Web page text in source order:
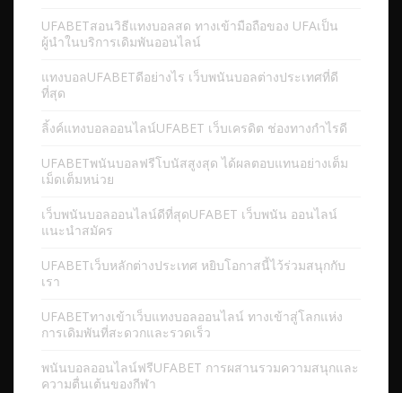
UFABETสอนวิธีแทงบอลสด ทางเข้ามือถือของ UFAเป็น
ผู้นำในบริการเดิมพันออนไลน์
แทงบอลUFABETดีอย่างไร เว็บพนันบอลต่างประเทศที่ดี
ที่สุด
ลิ้งค์แทงบอลออนไลน์UFABET เว็บเครดิต ช่องทางกำไรดี
UFABETพนันบอลฟรีโบนัสสูงสุด ได้ผลตอบแทนอย่างเต็ม
เม็ดเต็มหน่วย
เว็บพนันบอลออนไลน์ดีที่สุดUFABET เว็บพนัน ออนไลน์
แนะนำสมัคร
UFABETเว็บหลักต่างประเทศ หยิบโอกาสนี้ไว้ร่วมสนุกกับ
เรา
UFABETทางเข้าเว็บแทงบอลออนไลน์ ทางเข้าสู่โลกแห่ง
การเดิมพันที่สะดวกและรวดเร็ว
พนันบอลออนไลน์ฟรีUFABET การผสานรวมความสนุกและ
ความตื่นเต้นของกีฬา